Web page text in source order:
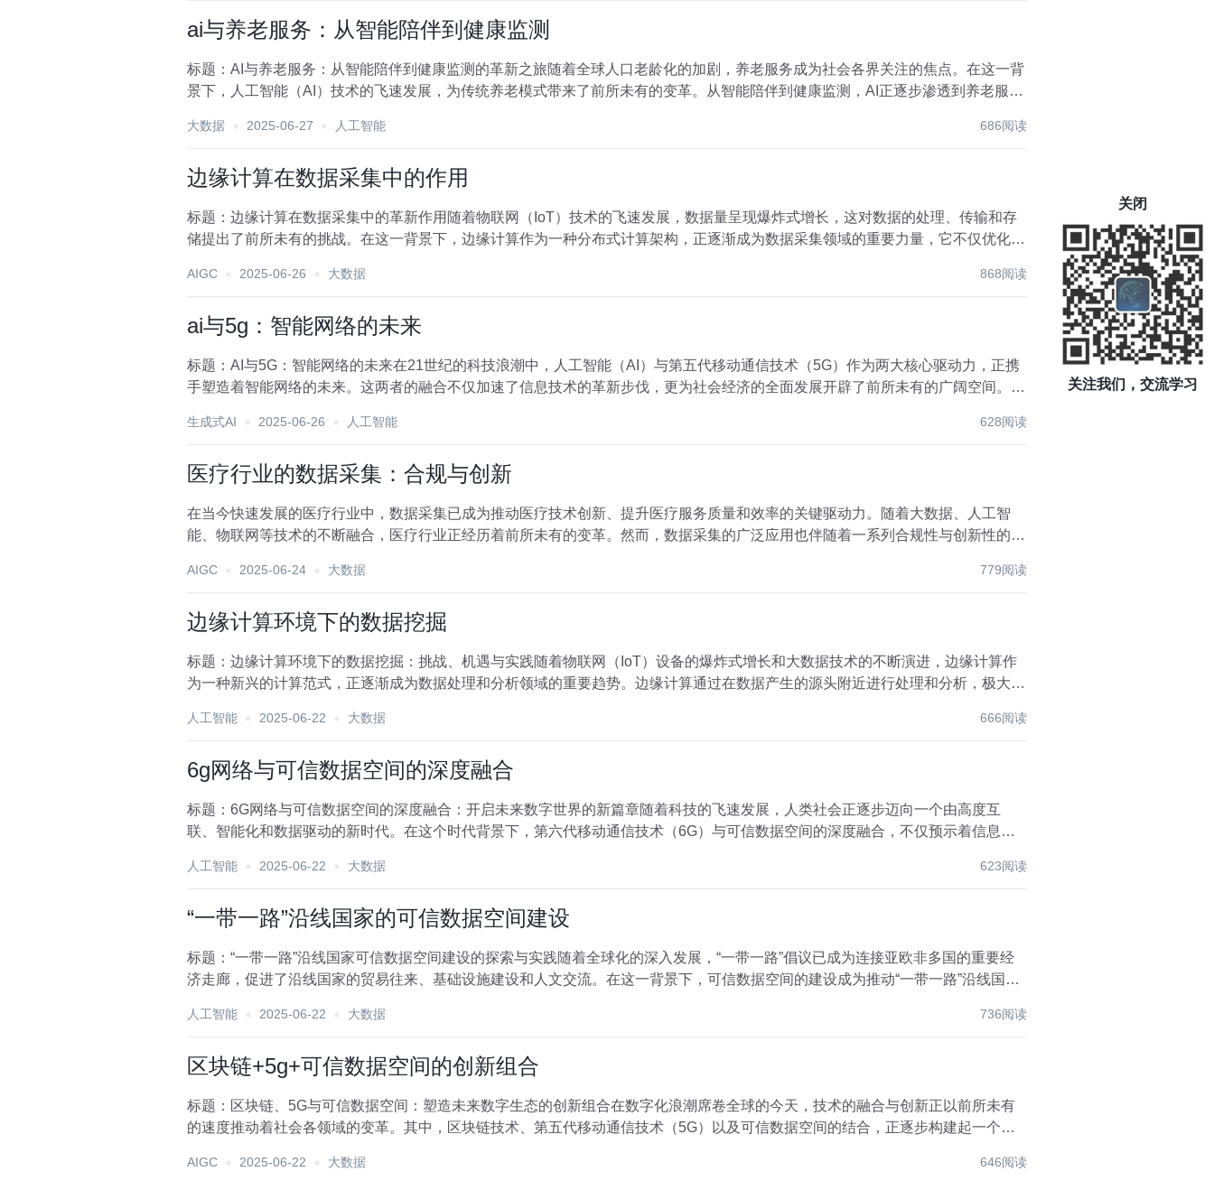
ai与养老服务：从智能陪伴到健康监测
标题：AI与养老服务：从智能陪伴到健康监测的革新之旅随着全球人口老龄化的加剧，养老服务成为社会各界关注的焦点。在这一背
景下，人工智能（AI）技术的飞速发展，为传统养老模式带来了前所未有的变革。从智能陪伴到健康监测，AI正逐步渗透到养老服务
大数据 2025-06-27 人工智能 686阅读
边缘计算在数据采集中的作用
标题：边缘计算在数据采集中的革新作用随着物联网（IoT）技术的飞速发展，数据量呈现爆炸式增长，这对数据的处理、传输和存
储提出了前所未有的挑战。在这一背景下，边缘计算作为一种分布式计算架构，正逐渐成为数据采集领域的重要力量，它不仅优化了
AIGC 2025-06-26 大数据 868阅读
ai与5g：智能网络的未来
标题：AI与5G：智能网络的未来在21世纪的科技浪潮中，人工智能（AI）与第五代移动通信技术（5G）作为两大核心驱动力，正携
手塑造着智能网络的未来。这两者的融合不仅加速了信息技术的革新步伐，更为社会经济的全面发展开辟了前所未有的广阔空间。本
生成式AI 2025-06-26 人工智能 628阅读
医疗行业的数据采集：合规与创新
在当今快速发展的医疗行业中，数据采集已成为推动医疗技术创新、提升医疗服务质量和效率的关键驱动力。随着大数据、人工智
能、物联网等技术的不断融合，医疗行业正经历着前所未有的变革。然而，数据采集的广泛应用也伴随着一系列合规性与创新性的挑
AIGC 2025-06-24 大数据 779阅读
边缘计算环境下的数据挖掘
标题：边缘计算环境下的数据挖掘：挑战、机遇与实践随着物联网（IoT）设备的爆炸式增长和大数据技术的不断演进，边缘计算作
为一种新兴的计算范式，正逐渐成为数据处理和分析领域的重要趋势。边缘计算通过在数据产生的源头附近进行处理和分析，极大地
人工智能 2025-06-22 大数据 666阅读
6g网络与可信数据空间的深度融合
标题：6G网络与可信数据空间的深度融合：开启未来数字世界的新篇章随着科技的飞速发展，人类社会正逐步迈向一个由高度互
联、智能化和数据驱动的新时代。在这个时代背景下，第六代移动通信技术（6G）与可信数据空间的深度融合，不仅预示着信息技
人工智能 2025-06-22 大数据 623阅读
“一带一路”沿线国家的可信数据空间建设
标题：“一带一路”沿线国家可信数据空间建设的探索与实践随着全球化的深入发展，“一带一路”倡议已成为连接亚欧非多国的重要经
济走廊，促进了沿线国家的贸易往来、基础设施建设和人文交流。在这一背景下，可信数据空间的建设成为推动“一带一路”沿线国家
人工智能 2025-06-22 大数据 736阅读
区块链+5g+可信数据空间的创新组合
标题：区块链、5G与可信数据空间：塑造未来数字生态的创新组合在数字化浪潮席卷全球的今天，技术的融合与创新正以前所未有
的速度推动着社会各领域的变革。其中，区块链技术、第五代移动通信技术（5G）以及可信数据空间的结合，正逐步构建起一个更
AIGC 2025-06-22 大数据 646阅读
关闭
关注我们，交流学习